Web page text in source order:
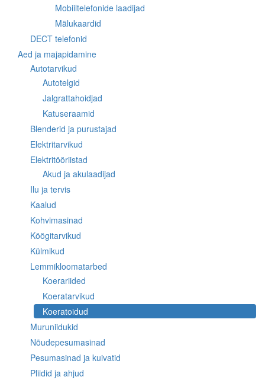
Mobiiltelefonide laadijad
Mälukaardid
DECT telefonid
Aed ja majapidamine
Autotarvikud
Autotelgid
Jalgrattahoidjad
Katuseraamid
Blenderid ja purustajad
Elektritarvikud
Elektritööriistad
Akud ja akulaadijad
Ilu ja tervis
Kaalud
Kohvimasinad
Köögitarvikud
Külmikud
Lemmikloomatarbed
Koerariided
Koeratarvikud
Koeratoidud
Muruniidukid
Nõudepesumasinad
Pesumasinad ja kuivatid
Pliidid ja ahjud